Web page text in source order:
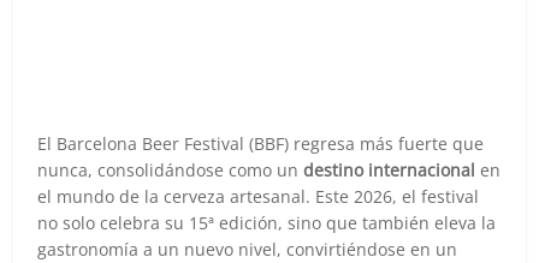
El Barcelona Beer Festival (BBF) regresa más fuerte que
nunca, consolidándose como undestino internacional en
el mundo de la cerveza artesanal. Este 2026, el festival
no solo celebra su 15ª edición, sino que también eleva la
gastronomía a un nuevo nivel, convirtiéndose en un